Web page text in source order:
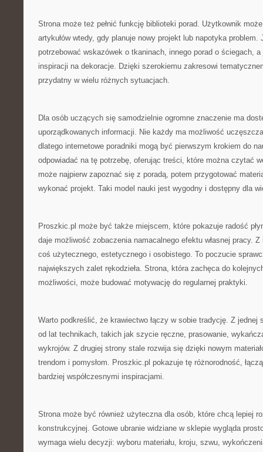
Strona może też pełnić funkcję biblioteki porad. Użytkownik
artykułów wtedy, gdy planuje nowy projekt lub napotyka problem.
potrzebować wskazówek o tkaninach, innego porad o ściegach,
inspiracji na dekoracje. Dzięki szerokiemu zakresowi
przydatny w wielu różnych sytuacjach.
Dla osób uczących się samodzielnie ogromne znaczenie ma
uporządkowanych informacji. Nie każdy ma możliwość
dlatego internetowe poradniki mogą być pierwszym krokiem do
odpowiadać na tę potrzebę, oferując treści, które można czytać
może najpierw zapoznać się z poradą, potem przygotować
wykonać projekt. Taki model nauki jest wygodny i dostępny dla
Proszkic.pl może być także miejscem, które pokazuje radość
daje możliwość zobaczenia namacalnego efektu własnej pracy. Z
coś użytecznego, estetycznego i osobistego. To poczucie
największych zalet rękodzieła. Strona, która zachęca do
możliwości, może budować motywację do regularnej praktyki.
Warto podkreślić, że krawiectwo łączy w sobie tradycję. Z jednej
od lat technikach, takich jak szycie ręczne, prasowanie,
wykrojów. Z drugiej strony stale rozwija się dzięki nowym
trendom i pomysłom. Proszkic.pl pokazuje tę różnorodność,
bardziej współczesnymi inspiracjami.
Strona może być również użyteczna dla osób, które chcą lepiej
konstrukcyjnej. Gotowe ubranie widziane w sklepie wygląda
wymaga wielu decyzji: wyboru materiału, kroju, szwu,